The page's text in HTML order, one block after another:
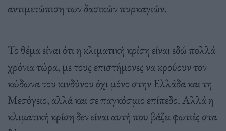
αντιμετώπιση των δασικών πυρκαγιών.
Το θέμα είναι ότι η κλιματική κρίση είναι εδώ πολλά
χρόνια τώρα, με τους επιστήμονες να κρούουν τον
κώδωνα του κινδύνου όχι μόνο στην Ελλάδα και τη
Μεσόγειο, αλλά και σε παγκόσμιο επίπεδο. Αλλά η
κλιματική κρίση δεν είναι αυτή που βάζει φωτιές στα